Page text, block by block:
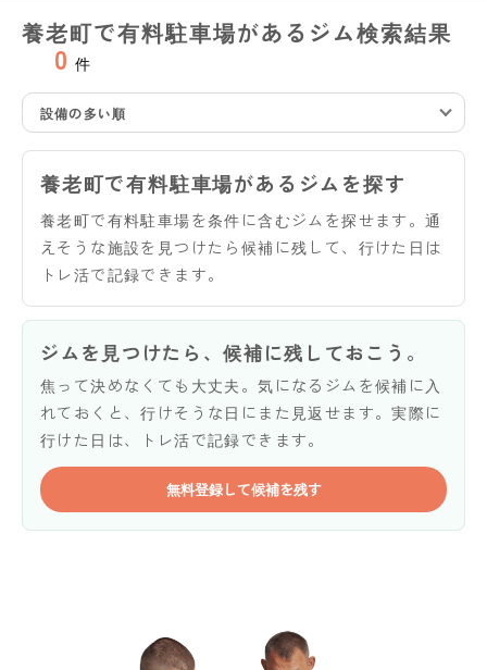
養老町で有料駐車場があるジム検索結果
0 件
設備の多い順
養老町で有料駐車場があるジムを探す
養老町で有料駐車場を条件に含むジムを探せます。通
えそうな施設を見つけたら候補に残して、行けた日は
トレ活で記録できます。
ジムを見つけたら、候補に残しておこう。
焦って決めなくても大丈夫。気になるジムを候補に入
れておくと、行けそうな日にまた見返せます。実際に
行けた日は、トレ活で記録できます。
無料登録して候補を残す